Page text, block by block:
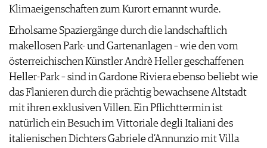
Klimaeigenschaften zum Kurort ernannt wurde.
Erholsame Spaziergänge durch die landschaftlich
makellosen Park- und Gartenanlagen – wie den vom
österreichischen Künstler Andrè Heller geschaffenen
Heller-Park – sind in Gardone Riviera ebenso beliebt wie
das Flanieren durch die prächtig bewachsene Altstadt
mit ihren exklusiven Villen. Ein Pflichttermin ist
natürlich ein Besuch im Vittoriale degli Italiani des
italienischen Dichters Gabriele d’Annunzio mit Villa